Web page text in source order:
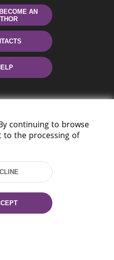
AN
116, Minsk,
continuing to browse
to the processing of